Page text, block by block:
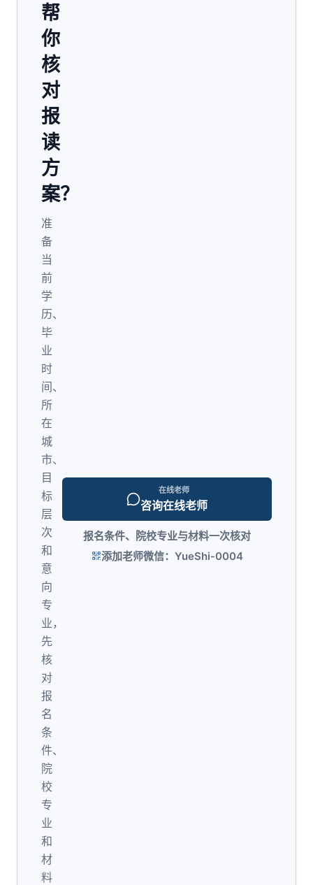
帮
你
核
对
报
读
方
案？
准
备
当
前
学
历、
毕
业
时
间、
所
在
城
市、
目
标
层
次
和
意
向
专
业，
先
核
对
报
名
条
件、
院
校
专
业
和
材
料
在线老师
咨询在线老师
报名条件、院校专业与材料一次核对
添加老师微信：YueShi-0004